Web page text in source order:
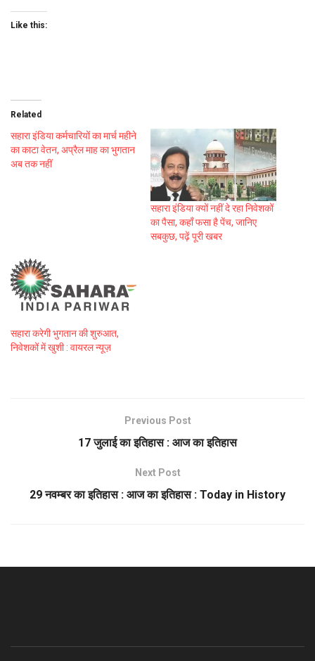
Like this:
Related
सहारा इंडिया कर्मचारियों का मार्च महीने
का काटा वेतन, अप्रैल माह का भुगतान
अब तक नहीं
सहारा इंडिया क्यों नहीं दे रहा निवेशकों
का पैसा, कहाँ फसा है पेंच, जानिए
सबकुछ, पढ़ें पूरी खबर
सहारा करेगी भुगतान की शुरुआत,
निवेशकों में खुशी : वायरल न्यूज़
Previous Post
17 जुलाई का इतिहास : आज का इतिहास
Next Post
29 नवम्बर का इतिहास : आज का इतिहास : Today in History